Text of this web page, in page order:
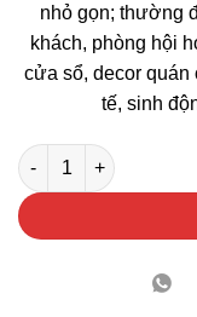
nhỏ gọn; thường
khách, phòng hội
cửa sổ, decor
tế, sinh
Hồng Môn Trong Lọ